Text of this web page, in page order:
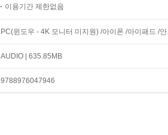
이용기간 제한없음
PC(윈도우 - 4K 모니터 미지원) /아이폰 /아이패드 /
AUDIO | 635.85MB
9788976047946